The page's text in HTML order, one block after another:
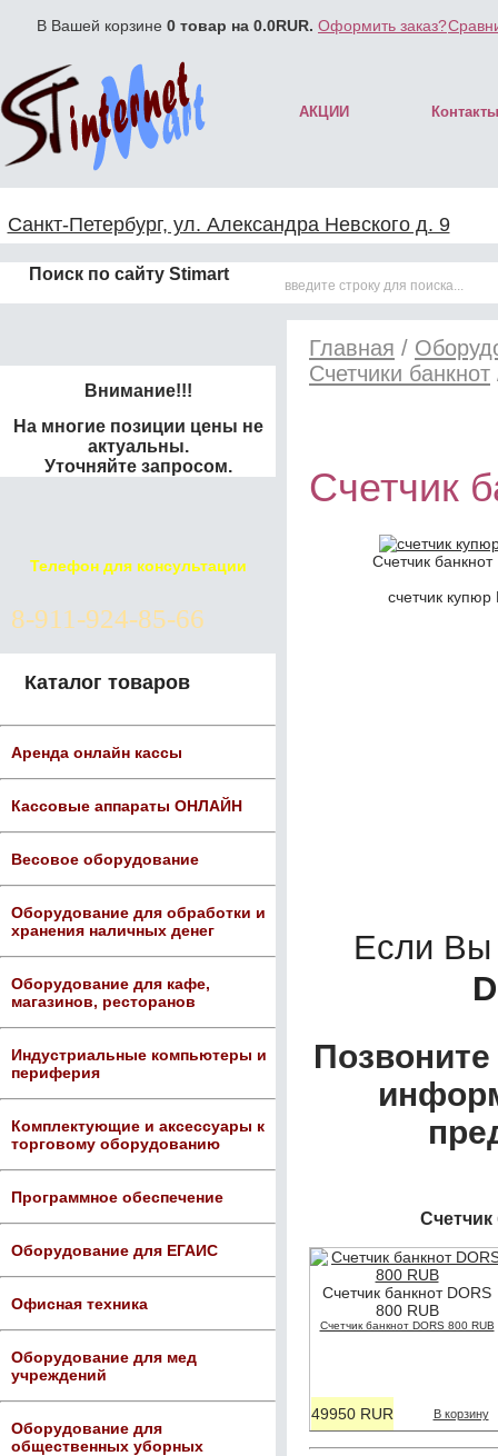
В Вашей корзине 0 товар на 0.0RUR. Оформить заказ?
АКЦИИ Контакты
Санкт-Петербург, ул. Александра Невского д. 9
Поиск по сайту Stimart
Внимание!!!
На многие позиции цены не
актуальны.
Уточняйте запросом.
Телефон для консультации
8-911-924-85-66
Каталог товаров
Аренда онлайн кассы
Кассовые аппараты ОНЛАЙН
Весовое оборудование
Оборудование для обработки и
хранения наличных денег
Оборудование для кафе,
магазинов, ресторанов
Индустриальные компьютеры и
периферия
Комплектующие и аксессуары к
торговому оборудованию
Программное обеспечение
Оборудование для ЕГАИС
Офисная техника
Оборудование для мед
учреждений
Оборудование для
общественных уборных
Главная /
Счетчики банкнот
Счетчик
Счетчик
счетчик
Если
Счетчик
Счетчик банкнот DORS
800 RUB
Счетчик банкнот DORS 800 RUB
49950 RUR В корзину